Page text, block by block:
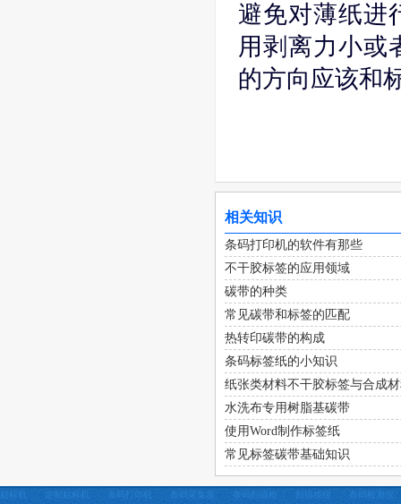
避免对薄纸进
用剥离力小或
的方向应该和
相关知识
条码打印机的软件有那些
不干胶标签的应用领域
碳带的种类
常见碳带和标签的匹配
热转印碳带的构成
条码标签纸的小知识
纸张类材料不干胶标签与合成
水洗布专用树脂基碳带
使用Word制作标签纸
常见标签碳带基础知识
贴标机 定制贴标机 条码打印机 条码采集器 条码扫描枪 扫描模组 条码检测仪